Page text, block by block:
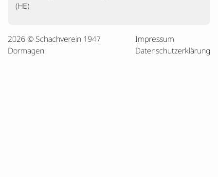
(HE)
2026 © Schachverein 1947
Dormagen
Impressum
Datenschutzerklärung